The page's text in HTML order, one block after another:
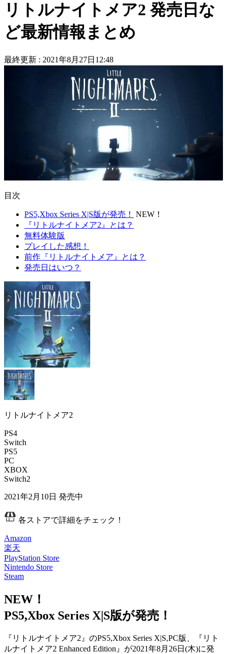
リトルナイトメア2 発売日な
ど最新情報まとめ
最終更新 : 2021年8月27日12:48
目次
PS5,Xbox Series X|S版が発売！
NEW！
『リトルナイトメア2』とは？
無料体験版
プレイした感想！
前作『リトルナイトメア』とは？
発売日はいつ？
リトルナイトメア2
PS4
Switch
PS5
PC
XBOX
Switch2
2021年2月10日 発売中
各ストアで詳細をチェック！
Amazon
楽天
PlayStation Store
Nintendo Store
Steam
NEW！
PS5,Xbox Series X|S版が発売！
『リトルナイトメア2』のPS5,Xbox Series X|S,PC版、『 リト
ルナイトメア2 Enhanced Edition』が2021年8月26日(木)に発